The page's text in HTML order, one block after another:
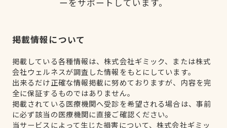
ーをサポートしています。
掲載情報について
掲載している各種情報は、株式会社ギミック、または株式
会社ウェルネスが調査した情報をもとにしています。
出来るだけ正確な情報掲載に努めておりますが、内容を完
全に保証するものではありません。
掲載されている医療機関へ受診を希望される場合は、事前
に必ず該当の医療機関に直接ご確認ください。
当サービスによって生じた損害について、株式会社ギミッ